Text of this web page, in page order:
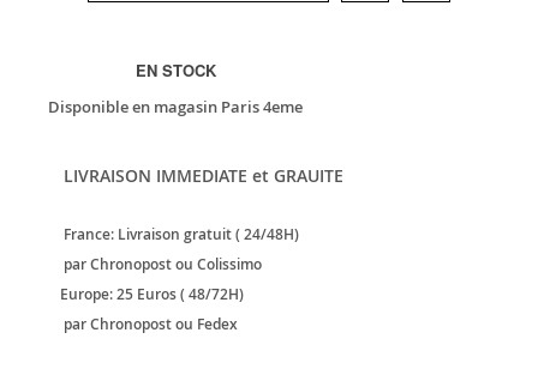
EN STOCK
Disponible en magasin Paris 4eme
LIVRAISON IMMEDIATE et GRAUITE
France: Livraison gratuit ( 24/48H)
par Chronopost ou Colissimo
Europe: 25 Euros ( 48/72H)
par Chronopost ou Fedex